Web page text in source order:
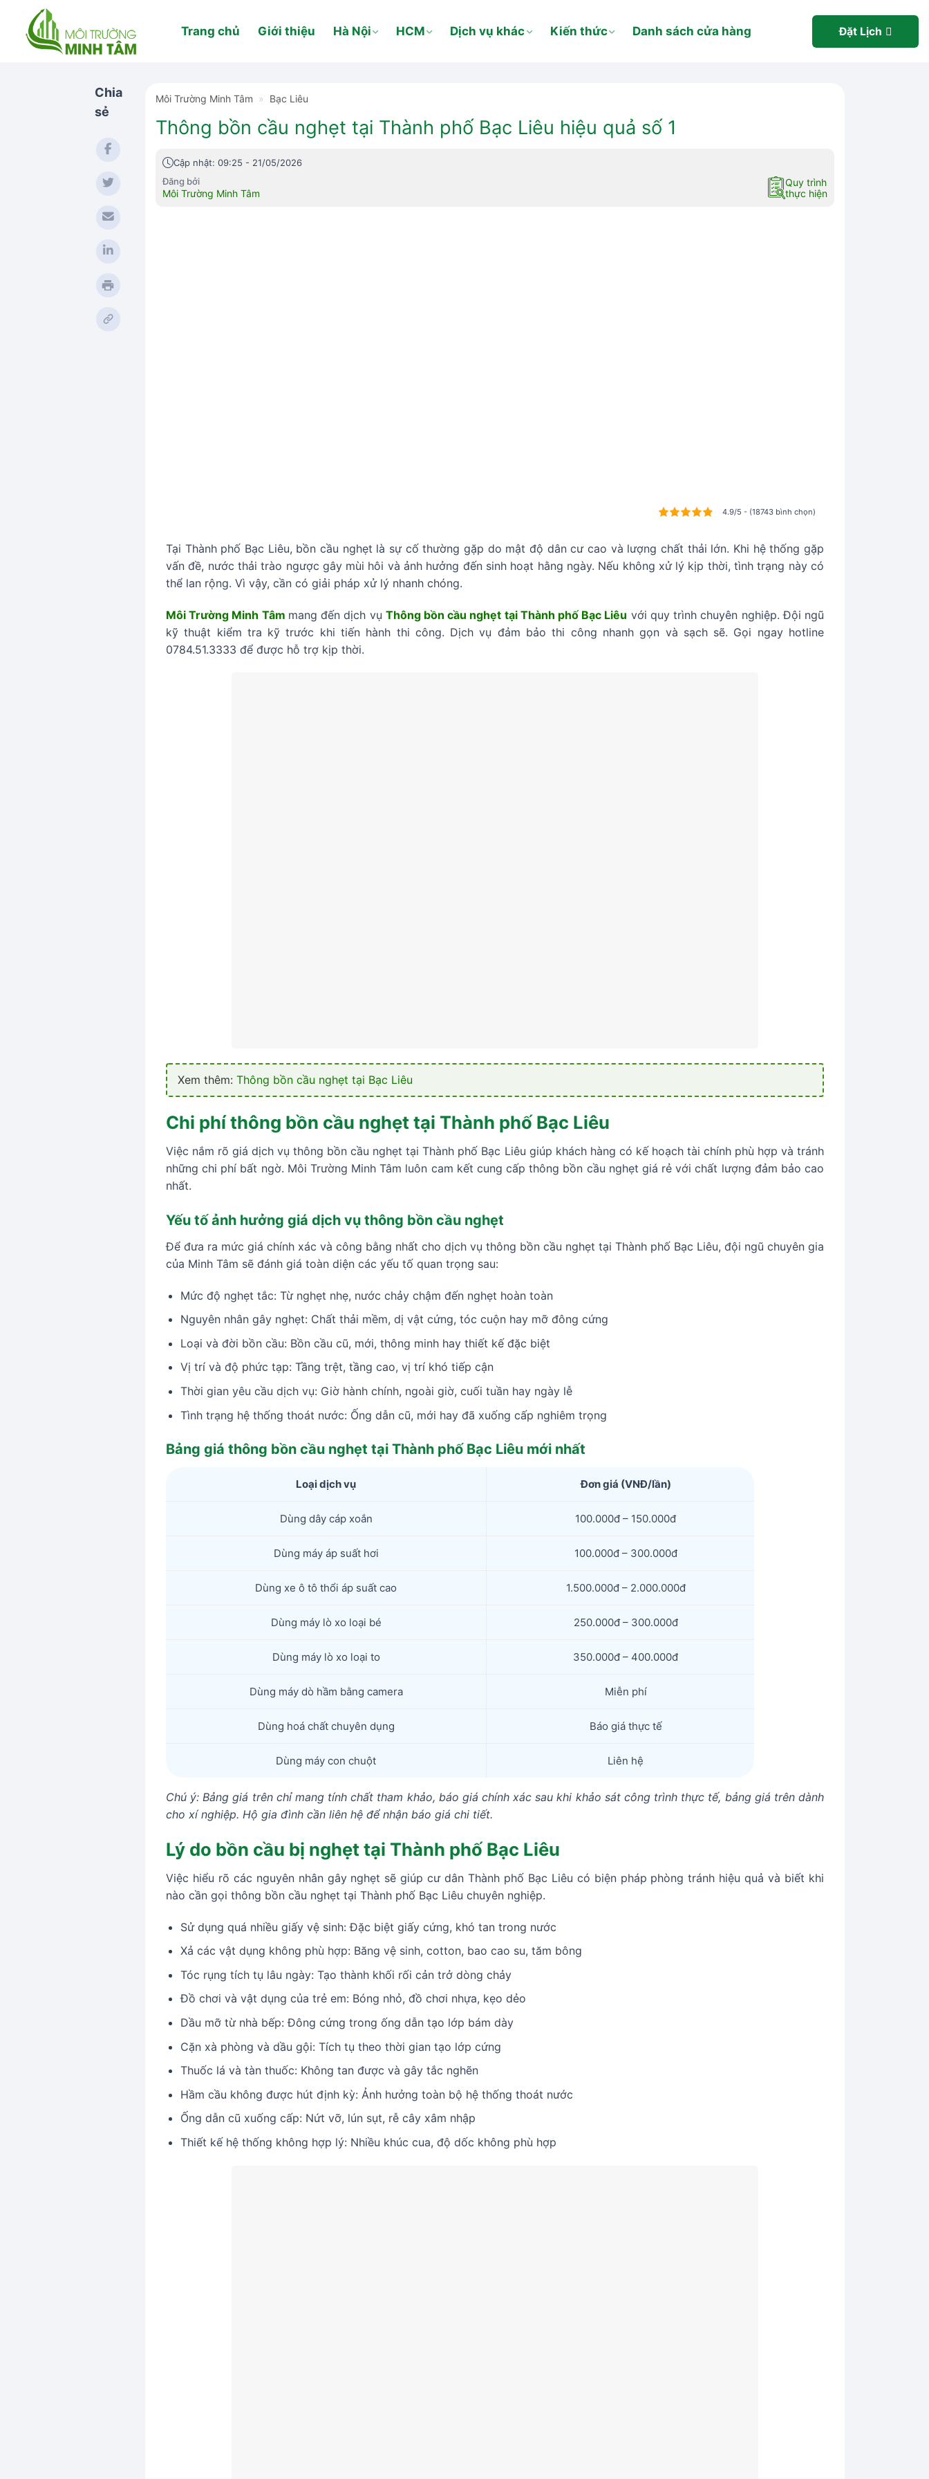
content
Trang chủ Giới thiệu Hà Nội HCM Dịch vụ khác Kiến thức Danh sách cửa hàng Đặt Lịch
Chia
sẻ
Môi Trường Minh Tâm » Bạc Liêu
Thông bồn cầu nghẹt tại Thành phố Bạc Liêu hiệu quả số 1
Cập nhật: 09:25 - 21/05/2026
Đăng bởi
Môi Trường Minh Tâm
Quy trình
thực hiện
4.9/5 - (18743 bình chọn)
Tại Thành phố Bạc Liêu, bồn cầu nghẹt là sự cố thường gặp do mật độ dân cư cao và lượng chất thải lớn. Khi hệ thống gặp
vấn đề, nước thải trào ngược gây mùi hôi và ảnh hưởng đến sinh hoạt hằng ngày. Nếu không xử lý kịp thời, tình trạng này có
thể lan rộng. Vì vậy, cần có giải pháp xử lý nhanh chóng.
Môi Trường Minh Tâm mang đến dịch vụ Thông bồn cầu nghẹt tại Thành phố Bạc Liêu với quy trình chuyên nghiệp. Đội ngũ
kỹ thuật kiểm tra kỹ trước khi tiến hành thi công. Dịch vụ đảm bảo thi công nhanh gọn và sạch sẽ. Gọi ngay hotline
0784.51.3333 để được hỗ trợ kịp thời.
Xem thêm: Thông bồn cầu nghẹt tại Bạc Liêu
Chi phí thông bồn cầu nghẹt tại Thành phố Bạc Liêu
Việc nắm rõ giá dịch vụ thông bồn cầu nghẹt tại Thành phố Bạc Liêu giúp khách hàng có kế hoạch tài chính phù hợp và tránh
những chi phí bất ngờ. Môi Trường Minh Tâm luôn cam kết cung cấp thông bồn cầu nghẹt giá rẻ với chất lượng đảm bảo cao
nhất.
Yếu tố ảnh hưởng giá dịch vụ thông bồn cầu nghẹt
Để đưa ra mức giá chính xác và công bằng nhất cho dịch vụ thông bồn cầu nghẹt tại Thành phố Bạc Liêu, đội ngũ chuyên gia
của Minh Tâm sẽ đánh giá toàn diện các yếu tố quan trọng sau:
Mức độ nghẹt tắc: Từ nghẹt nhẹ, nước chảy chậm đến nghẹt hoàn toàn
Nguyên nhân gây nghẹt: Chất thải mềm, dị vật cứng, tóc cuộn hay mỡ đông cứng
Loại và đời bồn cầu: Bồn cầu cũ, mới, thông minh hay thiết kế đặc biệt
Vị trí và độ phức tạp: Tầng trệt, tầng cao, vị trí khó tiếp cận
Thời gian yêu cầu dịch vụ: Giờ hành chính, ngoài giờ, cuối tuần hay ngày lễ
Tình trạng hệ thống thoát nước: Ống dẫn cũ, mới hay đã xuống cấp nghiêm trọng
Bảng giá thông bồn cầu nghẹt tại Thành phố Bạc Liêu mới nhất
Loại dịch vụ Đơn giá (VNĐ/lần)
Dùng dây cáp xoắn 100.000đ – 150.000đ
Dùng máy áp suất hơi 100.000đ – 300.000đ
Dùng xe ô tô thổi áp suất cao 1.500.000đ – 2.000.000đ
Dùng máy lò xo loại bé 250.000đ – 300.000đ
Dùng máy lò xo loại to 350.000đ – 400.000đ
Dùng máy dò hầm bằng camera Miễn phí
Dùng hoá chất chuyên dụng Báo giá thực tế
Dùng máy con chuột Liên hệ
Chú ý: Bảng giá trên chỉ mang tính chất tham khảo, báo giá chính xác sau khi khảo sát công trình thực tế, bảng giá trên dành
cho xí nghiệp. Hộ gia đình cần liên hệ để nhận báo giá chi tiết.
Lý do bồn cầu bị nghẹt tại Thành phố Bạc Liêu
Việc hiểu rõ các nguyên nhân gây nghẹt sẽ giúp cư dân Thành phố Bạc Liêu có biện pháp phòng tránh hiệu quả và biết khi
nào cần gọi thông bồn cầu nghẹt tại Thành phố Bạc Liêu chuyên nghiệp.
Sử dụng quá nhiều giấy vệ sinh: Đặc biệt giấy cứng, khó tan trong nước
Xả các vật dụng không phù hợp: Băng vệ sinh, cotton, bao cao su, tăm bông
Tóc rụng tích tụ lâu ngày: Tạo thành khối rối cản trở dòng chảy
Đồ chơi và vật dụng của trẻ em: Bóng nhỏ, đồ chơi nhựa, kẹo dẻo
Dầu mỡ từ nhà bếp: Đông cứng trong ống dẫn tạo lớp bám dày
Cặn xà phòng và dầu gội: Tích tụ theo thời gian tạo lớp cứng
Thuốc lá và tàn thuốc: Không tan được và gây tắc nghẽn
Hầm cầu không được hút định kỳ: Ảnh hưởng toàn bộ hệ thống thoát nước
Ống dẫn cũ xuống cấp: Nứt vỡ, lún sụt, rễ cây xâm nhập
Thiết kế hệ thống không hợp lý: Nhiều khúc cua, độ dốc không phù hợp